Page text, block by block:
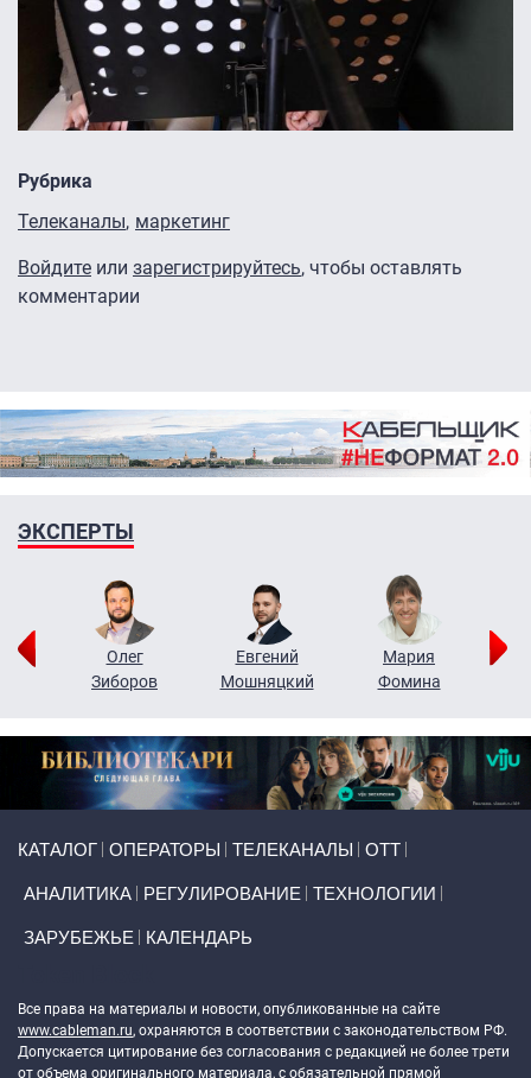
Рубрика
Телеканалы маркетинг
Войдите или зарегистрируйтесь, чтобы оставлять
комментарии
ЭКСПЕРТЫ
Олег
Зиборов
Евгений
Мошняцкий
Мария
Фомина
КАТАЛОГ ОПЕРАТОРЫ ТЕЛЕКАНАЛЫ ОТТ
АНАЛИТИКА РЕГУЛИРОВАНИЕ ТЕХНОЛОГИИ
ЗАРУБЕЖЬЕ КАЛЕНДАРЬ
Все права на материалы и новости, опубликованные на сайте
www.cableman.ru, охраняются в соответствии с законодательством РФ.
Допускается цитирование без согласования с редакцией не более трети
от объема оригинального материала, с обязательной прямой